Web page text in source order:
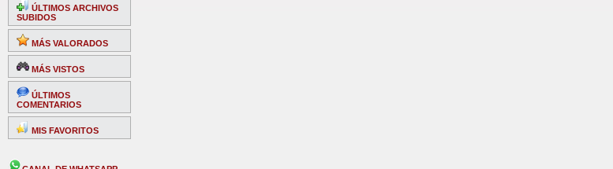
ÚLTIMOS ARCHIVOS
SUBIDOS
MÁS VALORADOS
MÁS VISTOS
ÚLTIMOS
COMENTARIOS
MIS FAVORITOS